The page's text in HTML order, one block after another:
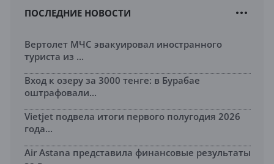
ПОСЛЕДНИЕ НОВОСТИ
Вертолет МЧС эвакуировал иностранного
туриста из ...
Вход к озеру за 3000 тенге: в Бурабае
оштрафовали...
Vietjet подвела итоги первого полугодия 2026
года...
Air Astana представила финансовые результаты